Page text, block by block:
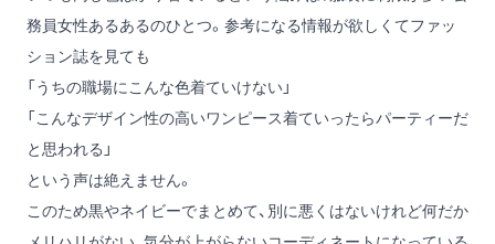
務員女性あるあるのひとつ。参考になる情報が欲しくてファッ
ション誌を見ても
「うちの職場にこんな色着ていけない」
「こんなデザイン性の高いワンピース着ていったらパーティーだ
と思われる」
という声は絶えません。
このため黒やネイビーでまとめて、別に悪くはないけれど何だか